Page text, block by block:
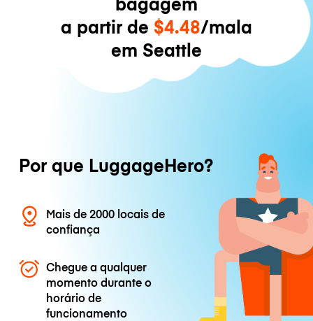
a partir de $4.48/mala
em Seattle
Por que LuggageHero?
Mais de 2000 locais de
confiança
Chegue a qualquer
momento durante o
horário de
funcionamento